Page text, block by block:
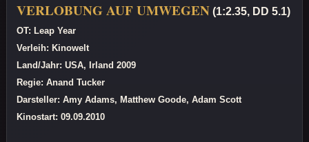
VERLOBUNG AUF UMWEGEN (1:2.35, DD 5.1)
OT: Leap Year
Verleih: Kinowelt
Land/Jahr: USA, Irland 2009
Regie: Anand Tucker
Darsteller: Amy Adams, Matthew Goode, Adam Scott
Kinostart: 09.09.2010